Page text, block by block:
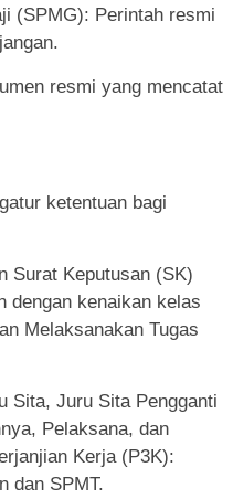
(SPMG): Perintah resmi
resmi yang mencatat
ketentuan bagi
Surat Keputusan (SK)
dengan kenaikan kelas
Melaksanakan Tugas
Sita, Juru Sita Pengganti
Pelaksana, dan
Kerja (P3K):
dan SPMT.